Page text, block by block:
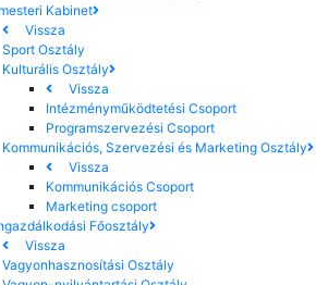
Kabinet
Vissza
Sport Osztály
Kulturális Osztály
Vissza
Intézményműködtetési Csoport
Programszervezési Csoport
Kommunikációs, Szervezési és Marketing Osztály
Vissza
Kommunikációs Csoport
Marketing csoport
Főosztály
Vissza
Vagyonhasznosítási Osztály